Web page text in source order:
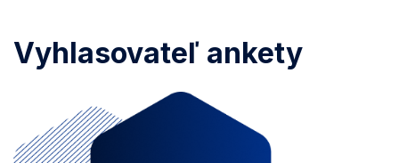
Vyhlasovateľ ankety